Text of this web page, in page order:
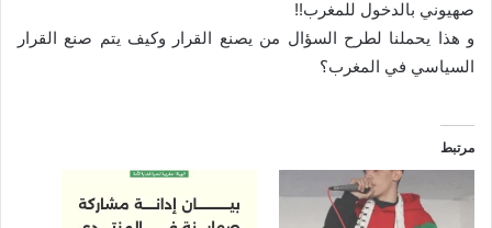
صهيوني بالدخول للمغرب!!
و هذا يحملنا لطرح السؤال من يصنع القرار وكيف يتم صنع القرار
السياسي في المغرب؟
مرتبط